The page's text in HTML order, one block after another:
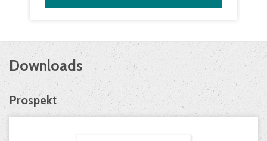
Downloads
Prospekt